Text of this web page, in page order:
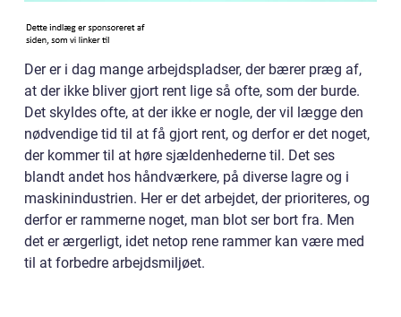
Der er i dag mange arbejdspladser, der bærer præg af,
at der ikke bliver gjort rent lige så ofte, som der burde.
Det skyldes ofte, at der ikke er nogle, der vil lægge den
nødvendige tid til at få gjort rent, og derfor er det noget,
der kommer til at høre sjældenhederne til. Det ses
blandt andet hos håndværkere, på diverse lagre og i
maskinindustrien. Her er det arbejdet, der prioriteres, og
derfor er rammerne noget, man blot ser bort fra. Men
det er ærgerligt, idet netop rene rammer kan være med
til at forbedre arbejdsmiljøet.